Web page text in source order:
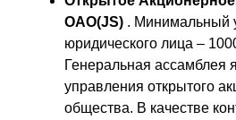
ОАО(JS) . Минимальный
юридического лица –
Генеральная ассамблея
управления открытого
общества. В качестве